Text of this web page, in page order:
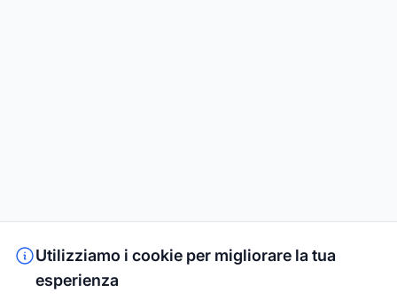
Utilizziamo i cookie per migliorare la tua
esperienza